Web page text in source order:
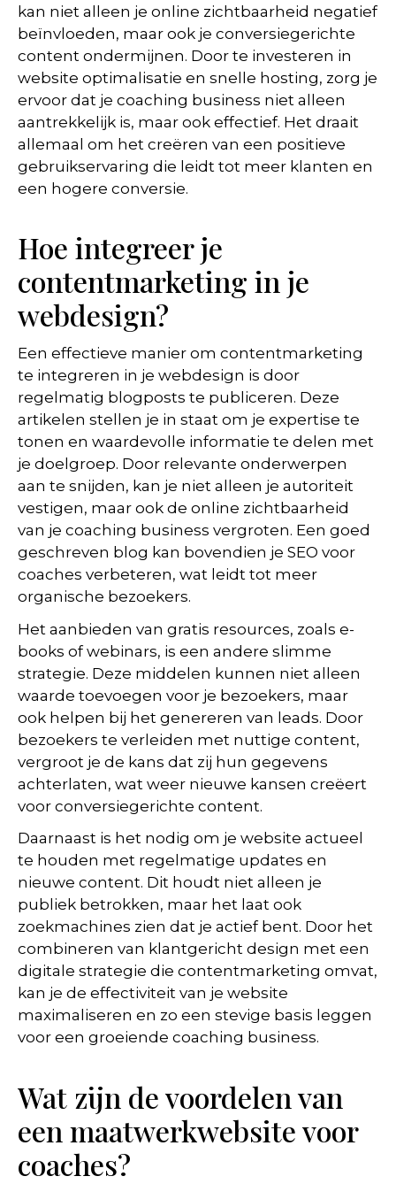
kan niet alleen je online zichtbaarheid negatief
beïnvloeden, maar ook je conversiegerichte
content ondermijnen. Door te investeren in
website optimalisatie en snelle hosting, zorg je
ervoor dat je coaching business niet alleen
aantrekkelijk is, maar ook effectief. Het draait
allemaal om het creëren van een positieve
gebruikservaring die leidt tot meer klanten en
een hogere conversie.
Hoe integreer je
contentmarketing in je
webdesign?
Een effectieve manier om contentmarketing
te integreren in je webdesign is door
regelmatig blogposts te publiceren. Deze
artikelen stellen je in staat om je expertise te
tonen en waardevolle informatie te delen met
je doelgroep. Door relevante onderwerpen
aan te snijden, kan je niet alleen je autoriteit
vestigen, maar ook de online zichtbaarheid
van je coaching business vergroten. Een goed
geschreven blog kan bovendien je SEO voor
coaches verbeteren, wat leidt tot meer
organische bezoekers.
Het aanbieden van gratis resources, zoals e-
books of webinars, is een andere slimme
strategie. Deze middelen kunnen niet alleen
waarde toevoegen voor je bezoekers, maar
ook helpen bij het genereren van leads. Door
bezoekers te verleiden met nuttige content,
vergroot je de kans dat zij hun gegevens
achterlaten, wat weer nieuwe kansen creëert
voor conversiegerichte content.
Daarnaast is het nodig om je website actueel
te houden met regelmatige updates en
nieuwe content. Dit houdt niet alleen je
publiek betrokken, maar het laat ook
zoekmachines zien dat je actief bent. Door het
combineren van klantgericht design met een
digitale strategie die contentmarketing omvat,
kan je de effectiviteit van je website
maximaliseren en zo een stevige basis leggen
voor een groeiende coaching business.
Wat zijn de voordelen van
een maatwerkwebsite voor
coaches?